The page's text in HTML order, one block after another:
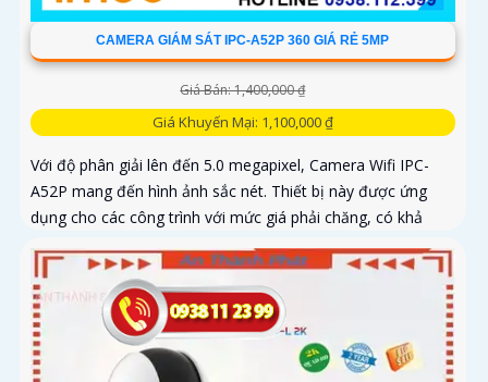
CAMERA GIÁM SÁT IPC-A52P 360 GIÁ RẺ 5MP
Giá Bán: 1,400,000 ₫
Giá Khuyến Mại: 1,100,000 ₫
Với độ phân giải lên đến 5.0 megapixel, Camera Wifi IPC-
A52P mang đến hình ảnh sắc nét. Thiết bị này được ứng
dụng cho các công trình với mức giá phải chăng, có khả
năng quan...